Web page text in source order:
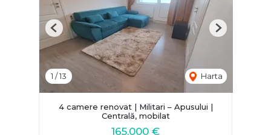
1 /13 Harta
Previous Next
4 camere renovat | Militari – Apusului |
Centrală, mobilat
165,000 €